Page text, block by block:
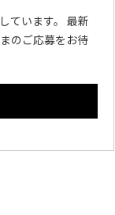
ています。 最新
のご応募をお待